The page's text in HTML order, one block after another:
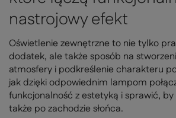
nastrojowy efekt
Oświetlenie zewnętrzne to nie tylko
dodatek, ale także sposób na
atmosfery i podkreślenie charakteru
jak dzięki odpowiednim lampom
funkcjonalność z estetyką i sprawić, by
także po zachodzie słońca.